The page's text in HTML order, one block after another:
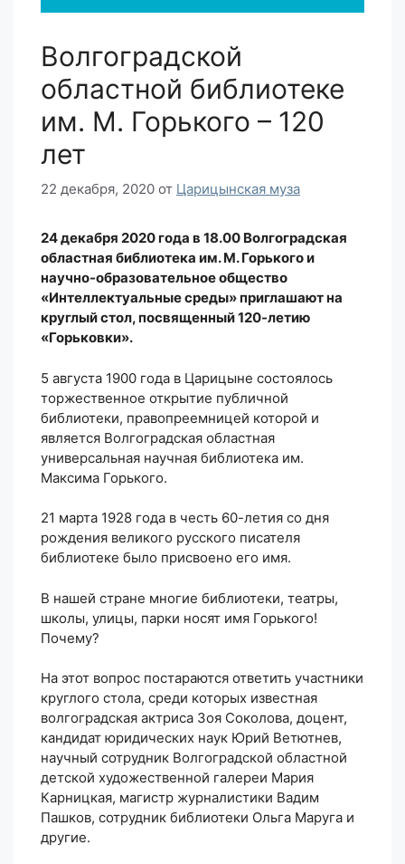
Волгоградской
областной библиотеке
им. М. Горького – 120
лет
22 декабря, 2020 от Царицынская муза
24 декабря 2020 года в 18.00 Волгоградская
областная библиотека им. М. Горького и
научно-образовательное общество
«Интеллектуальные среды» приглашают на
круглый стол, посвященный 120-летию
«Горьковки».
5 августа 1900 года в Царицыне состоялось
торжественное открытие публичной
библиотеки, правопреемницей которой и
является Волгоградская областная
универсальная научная библиотека им.
Максима Горького.
21 марта 1928 года в честь 60-летия со дня
рождения великого русского писателя
библиотеке было присвоено его имя.
В нашей стране многие библиотеки, театры,
школы, улицы, парки носят имя Горького!
Почему?
На этот вопрос постараются ответить участники
круглого стола, среди которых известная
волгоградская актриса Зоя Соколова, доцент,
кандидат юридических наук Юрий Ветютнев,
научный сотрудник Волгоградской областной
детской художественной галереи Мария
Карницкая, магистр журналистики Вадим
Пашков, сотрудник библиотеки Ольга Маруга и
другие.